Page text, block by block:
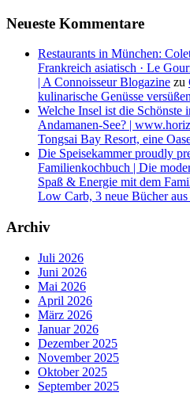
Neueste Kommentare
Restaurants in München:
Frankreich asiatisch · Le
| A Connoisseur Blogazine zu
kulinarische Genüsse
Welche Insel ist die Schönste
Andamanen-See? |
Tongsai Bay Resort, eine
Die Speisekammer proudly
Familienkochbuch | Die
Spaß & Energie mit dem
Low Carb, 3 neue Bücher
Archiv
Juli 2026
Juni 2026
Mai 2026
April 2026
März 2026
Januar 2026
Dezember 2025
November 2025
Oktober 2025
September 2025